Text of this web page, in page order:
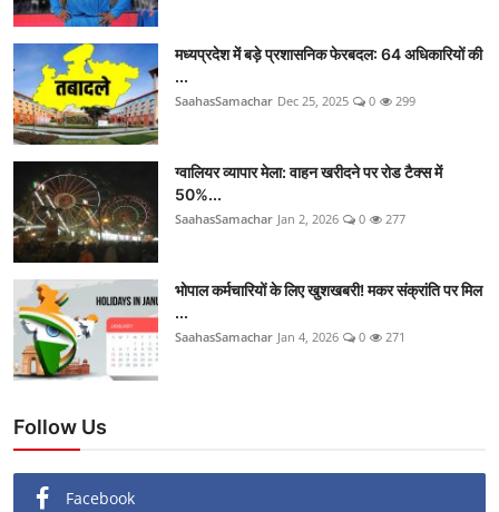
मध्यप्रदेश में बड़े प्रशासनिक फेरबदल: 64 अधिकारियों की
...
SaahasSamachar Dec 25, 2025 0 299
ग्वालियर व्यापार मेला: वाहन खरीदने पर रोड टैक्स में
50%...
SaahasSamachar Jan 2, 2026 0 277
भोपाल कर्मचारियों के लिए खुशखबरी! मकर संक्रांति पर मिल
...
SaahasSamachar Jan 4, 2026 0 271
Follow Us
Facebook